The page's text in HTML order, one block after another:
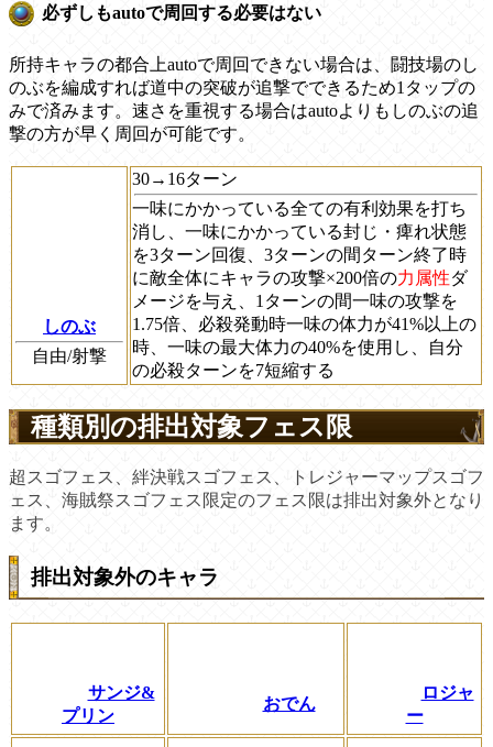
必ずしもautoで周回する必要はない
所持キャラの都合上autoで周回できない場合は、闘技場のし
のぶを編成すれば道中の突破が追撃でできるため1タップの
みで済みます。速さを重視する場合はautoよりもしのぶの追
撃の方が早く周回が可能です。
しのぶ
自由/射撃
30→16ターン
一味にかかっている全ての有利効果を打ち
消し、一味にかかっている封じ・痺れ状態
を3ターン回復、3ターンの間ターン終了時
に敵全体にキャラの攻撃×200倍の力属性ダ
メージを与え、1ターンの間一味の攻撃を
1.75倍、必殺発動時一味の体力が41%以上の
時、一味の最大体力の40%を使用し、自分
の必殺ターンを7短縮する
種類別の排出対象フェス限
超スゴフェス、絆決戦スゴフェス、トレジャーマップスゴフ
ェス、海賊祭スゴフェス限定のフェス限は排出対象外となり
ます。
排出対象外のキャラ
サンジ&
プリン
おでん
ロジャ
ー